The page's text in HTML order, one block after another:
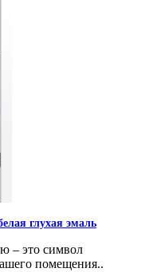
глухая эмаль
– это символ
помещения..